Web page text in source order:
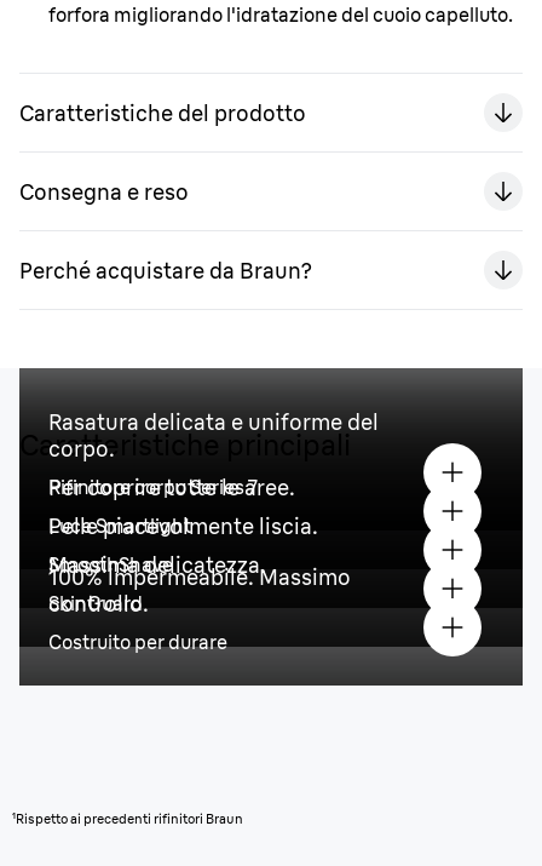
forfora migliorando l'idratazione del cuoio capelluto.
Caratteristiche del prodotto
Consegna e reso
Perché acquistare da Braun?
Caratteristiche principali
Rasatura delicata e uniforme del
corpo.
Rifinitore corpo Series 7
Per coprire tutte le aree.
Luce Smartlight
Pelle piacevolmente liscia.
SmoothShave
Massima delicatezza.
SkinGuard
100% impermeabile. Massimo
controllo.
Costruito per durare
¹Rispetto ai precedenti rifinitori Braun